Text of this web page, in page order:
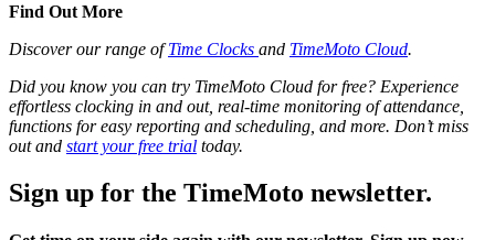
Find Out More
Discover our range ofTime Clocks and TimeMoto Cloud.
Did you know you can try TimeMoto Cloud for free? Experience
effortless clocking in and out, real-time monitoring of attendance,
functions for easy reporting and scheduling, and more. Don’t miss
out and start your free trial today.
Sign up for the TimeMoto newsletter.